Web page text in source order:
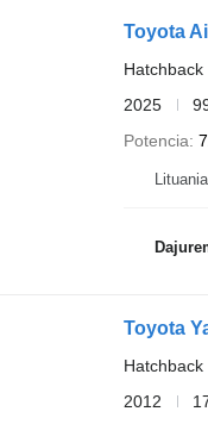
Toyota
Hatchback
2025
Potencia
Toyota
Hatchback
2012